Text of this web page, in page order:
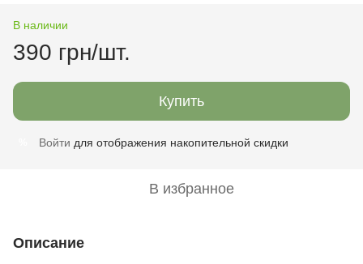
В наличии
390 грн/шт.
Купить
Войти для отображения накопительной скидки
В избранное
Описание